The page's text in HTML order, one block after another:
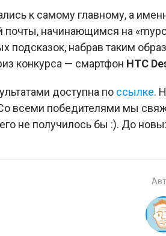
к самому главному, а
почты, начинающимся на
подсказок, набрав таким
конкурса — смартфон HTC
доступна по ссылке.
всеми победителями мы
не получилось бы :). До